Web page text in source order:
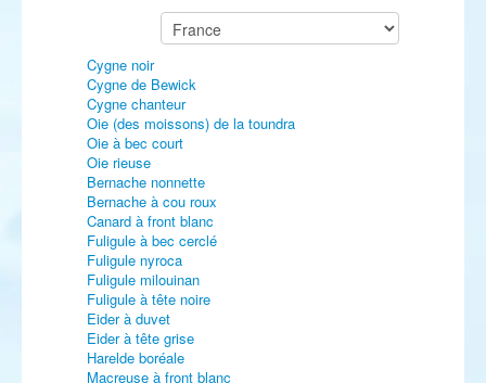
Cygne noir
Cygne de Bewick
Cygne chanteur
Oie (des moissons) de la toundra
Oie à bec court
Oie rieuse
Bernache nonnette
Bernache à cou roux
Canard à front blanc
Fuligule à bec cerclé
Fuligule nyroca
Fuligule milouinan
Fuligule à tête noire
Eider à duvet
Eider à tête grise
Harelde boréale
Macreuse à front blanc